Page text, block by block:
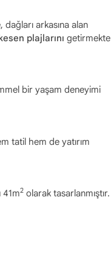
arkasına alan
plajlarını getirmekte
bir yaşam deneyimi
tatil hem de yatırım
41m2olarak tasarlanmıştır.